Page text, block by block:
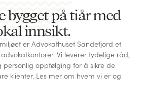
bygget på tiår med
innsikt.
er Advokathuset Sandefjord et
Vi leverer tydelige råd,
personlig oppfølging for å sikre de
klienter. Les mer om hvem vi er og